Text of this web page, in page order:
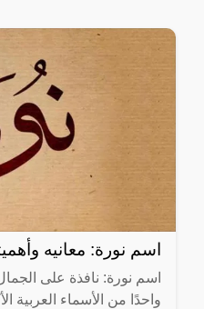
اسم نورة: معانيه
اسم نورة: نافذة على
واحدًا من الأسماء العربية